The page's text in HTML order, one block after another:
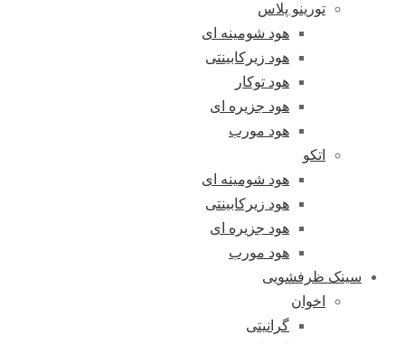
تورینو پلاس
هود شومینه ای
هود زیرکابینتی
هود توکار
هود جزیره ای
هود مورب
اتکو
هود شومینه ای
هود زیرکابینتی
هود جزیره ای
هود مورب
سینک ظرفشویی
اخوان
گرانیتی